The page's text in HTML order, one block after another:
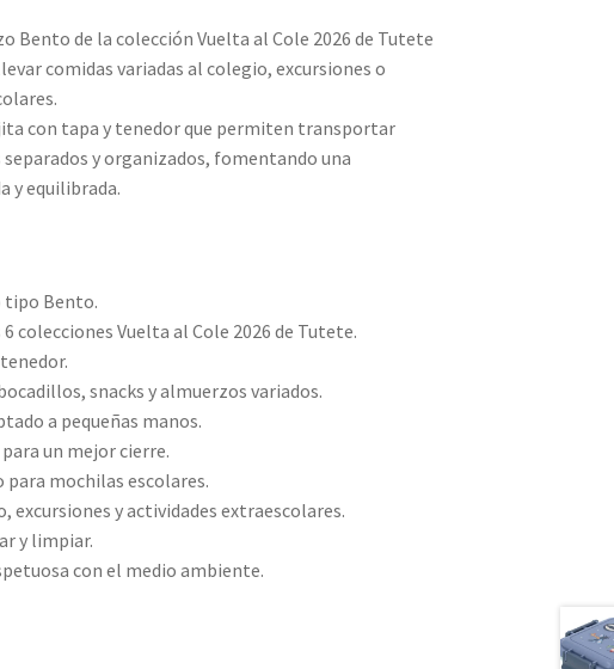
Bento de la colección Vuelta al Cole 2026 de Tutete
comidas variadas al colegio, excursiones o
con tapa y tenedor que permiten transportar
y organizados, fomentando una
y equilibrada.
tipo Bento.
colecciones Vuelta al Cole 2026 de Tutete.
snacks y almuerzos variados.
a pequeñas manos.
un mejor cierre.
mochilas escolares.
excursiones y actividades extraescolares.
y limpiar.
con el medio ambiente.